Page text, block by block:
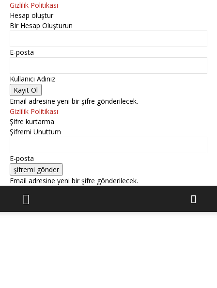
Gizlilik Politikası
Hesap oluştur
Bir Hesap Oluşturun
E-posta
Kullanıcı Adınız
Email adresine yeni bir şifre gönderilecek.
Gizlilik Politikası
Şifre kurtarma
Şifremi Unuttum
E-posta
Email adresine yeni bir şifre gönderilecek.